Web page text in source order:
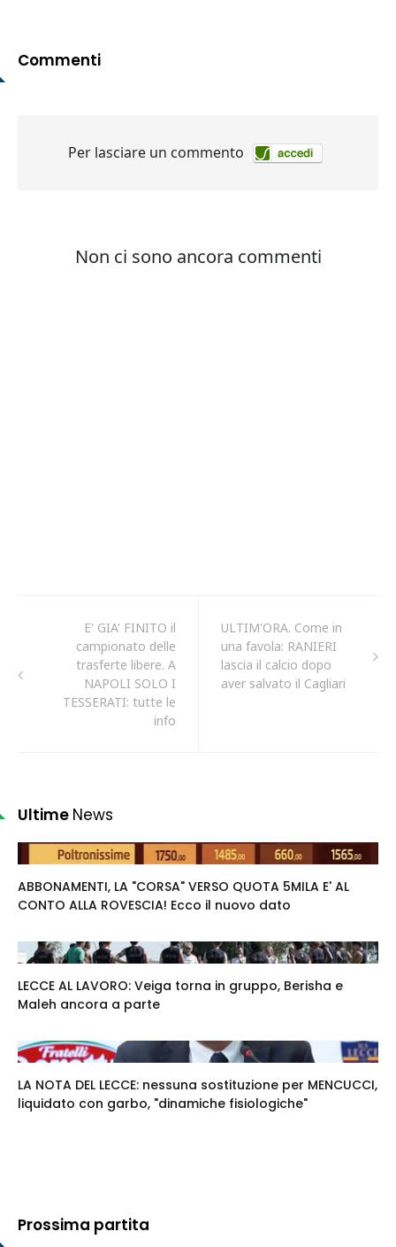
Commenti
E' GIA' FINITO il
campionato delle
trasferte libere. A
NAPOLI SOLO I
TESSERATI: tutte le
info
ULTIM'ORA. Come in
una favola: RANIERI
lascia il calcio dopo
aver salvato il Cagliari
Ultime News
ABBONAMENTI, LA "CORSA" VERSO QUOTA 5MILA E' AL
CONTO ALLA ROVESCIA! Ecco il nuovo dato
LECCE AL LAVORO: Veiga torna in gruppo, Berisha e
Maleh ancora a parte
LA NOTA DEL LECCE: nessuna sostituzione per MENCUCCI,
liquidato con garbo, "dinamiche fisiologiche"
Prossima partita